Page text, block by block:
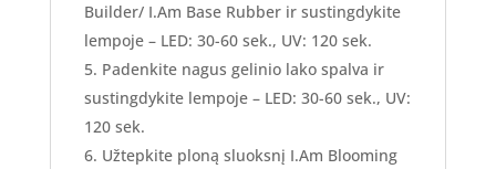
Builder/ I.Am Base Rubber ir sustingdykite
lempoje – LED: 30-60 sek., UV: 120 sek.
Padenkite nagus gelinio lako spalva ir
sustingdykite lempoje – LED: 30-60 sek., UV:
120 sek.
Užtepkite ploną sluoksnį I.Am Blooming